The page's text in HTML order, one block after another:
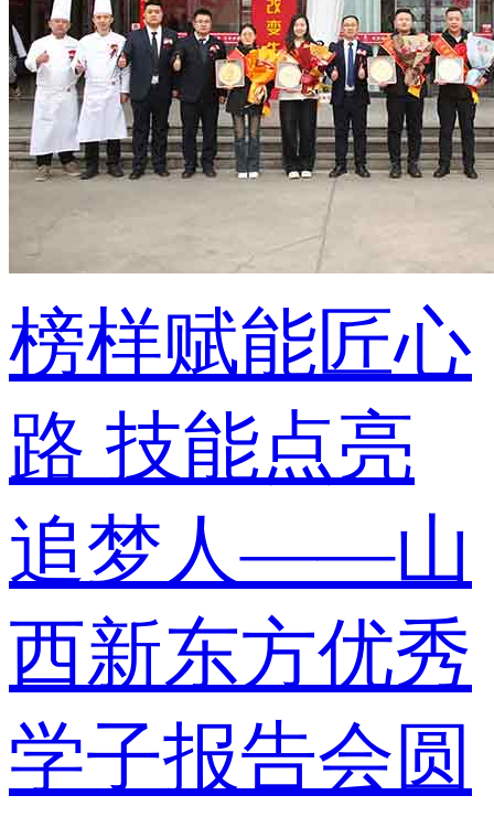
榜样赋能匠心
路 技能点亮
追梦人——山
西新东方优秀
学子报告会圆